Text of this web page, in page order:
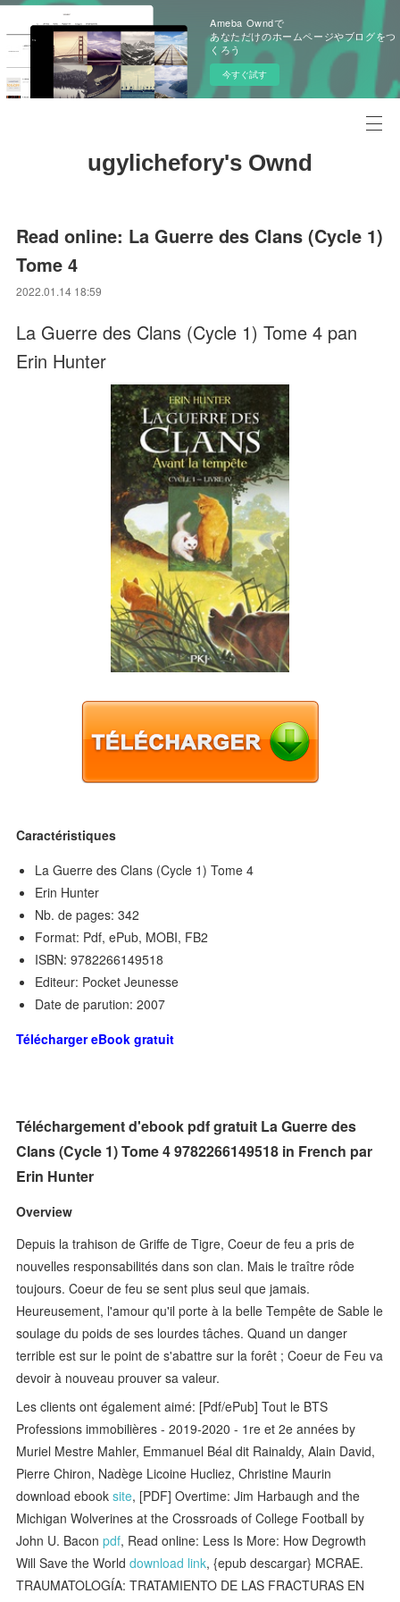
Ameba Owndで
あなただけのホームページやブログをつ
くろう
今すぐ試す
ugylichefory's Ownd
Read online: La Guerre des Clans (Cycle 1)
Tome 4
2022.01.14 18:59
La Guerre des Clans (Cycle 1) Tome 4 pan
Erin Hunter
Caractéristiques
La Guerre des Clans (Cycle 1) Tome 4
Erin Hunter
Nb. de pages: 342
Format: Pdf, ePub, MOBI, FB2
ISBN: 9782266149518
Editeur: Pocket Jeunesse
Date de parution: 2007
Télécharger eBook gratuit
Téléchargement d'ebook pdf gratuit La Guerre des
Clans (Cycle 1) Tome 4 9782266149518 in French par
Erin Hunter
Overview
Depuis la trahison de Griffe de Tigre, Coeur de feu a pris de
nouvelles responsabilités dans son clan. Mais le traître rôde
toujours. Coeur de feu se sent plus seul que jamais.
Heureusement, l'amour qu'il porte à la belle Tempête de Sable le
soulage du poids de ses lourdes tâches. Quand un danger
terrible est sur le point de s'abattre sur la forêt ; Coeur de Feu va
devoir à nouveau prouver sa valeur.
Les clients ont également aimé: [Pdf/ePub] Tout le BTS
Professions immobilières - 2019-2020 - 1re et 2e années by
Muriel Mestre Mahler, Emmanuel Béal dit Rainaldy, Alain David,
Pierre Chiron, Nadège Licoine Hucliez, Christine Maurin
download ebooksite, [PDF] Overtime: Jim Harbaugh and the
Michigan Wolverines at the Crossroads of College Football by
John U. Baconpdf, Read online: Less Is More: How Degrowth
Will Save the Worlddownload link, {epub descargar} MCRAE.
TRAUMATOLOGÍA: TRATAMIENTO DE LAS FRACTURAS EN